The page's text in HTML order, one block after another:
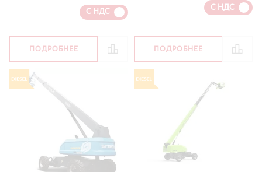
С НДС
ПОДРОБНЕЕ
С НДС
ПОДРОБНЕЕ